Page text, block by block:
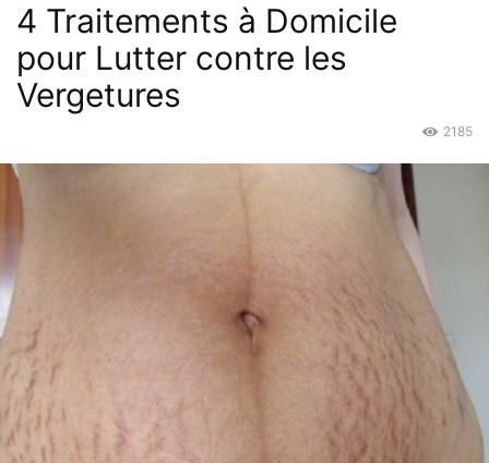
4 Traitements à Domicile
pour Lutter contre les
Vergetures
2185